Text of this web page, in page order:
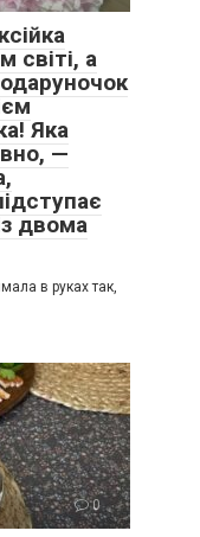
світі, а
Яка
—
двома
в руках так,
0